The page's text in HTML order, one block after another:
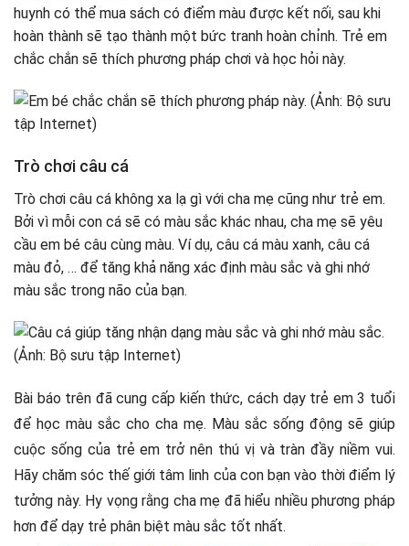
huynh có thể mua sách có điểm màu được kết nối, sau khi
hoàn thành sẽ tạo thành một bức tranh hoàn chỉnh. Trẻ em
chắc chắn sẽ thích phương pháp chơi và học hỏi này.
Trò chơi câu cá
Trò chơi câu cá không xa lạ gì với cha mẹ cũng như trẻ em.
Bởi vì mỗi con cá sẽ có màu sắc khác nhau, cha mẹ sẽ yêu
cầu em bé câu cùng màu. Ví dụ, câu cá màu xanh, câu cá
màu đỏ, … để tăng khả năng xác định màu sắc và ghi nhớ
màu sắc trong não của bạn.
Bài báo trên đã cung cấp kiến ​​thức, cách dạy trẻ em 3 tuổi
để học màu sắc cho cha mẹ. Màu sắc sống động sẽ giúp
cuộc sống của trẻ em trở nên thú vị và tràn đầy niềm vui.
Hãy chăm sóc thế giới tâm linh của con bạn vào thời điểm lý
tưởng này. Hy vọng rằng cha mẹ đã hiểu nhiều phương pháp
hơn để dạy trẻ phân biệt màu sắc tốt nhất.